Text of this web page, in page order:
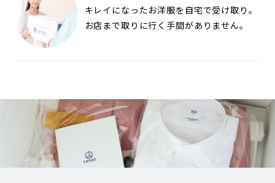
キレイになったお洋服を自宅で受け取り。
お店まで取りに行く手間がありません。